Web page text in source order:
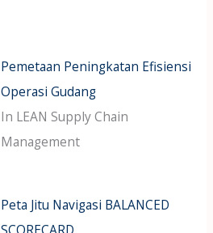
Pemetaan Peningkatan Efisiensi
Operasi Gudang
In LEAN Supply Chain
Management
Peta Jitu Navigasi BALANCED